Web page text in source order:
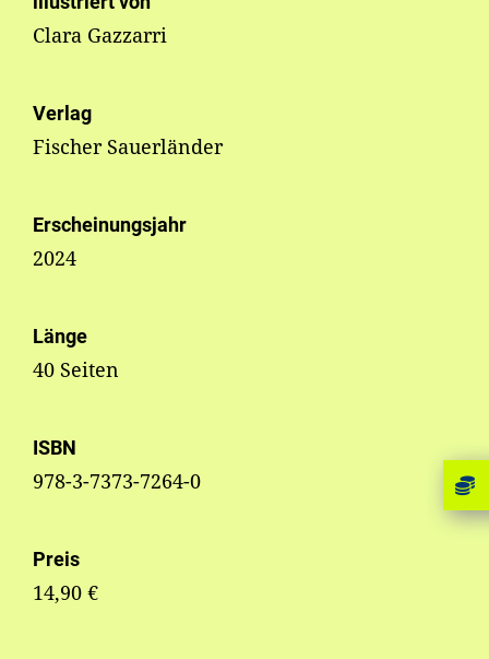
Clara Gazzarri
Verlag
Fischer Sauerländer
Erscheinungsjahr
2024
Länge
40 Seiten
ISBN
978-3-7373-7264-0
Preis
14,90 €